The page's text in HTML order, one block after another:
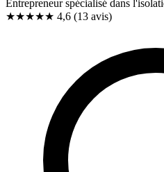
Entrepreneur spécialisé dans
★★★★★ 4,6 (13 avis)